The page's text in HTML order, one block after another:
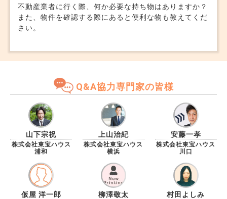
不動産業者に行く際、何か必要な持ち物はありますか？
また、物件を確認する際にあると便利な物も教えてくだ
さい。
Q&A協力専門家の皆様
山下宗祝
株式会社東宝ハウス
浦和
上山治紀
株式会社東宝ハウス
横浜
安藤一孝
株式会社東宝ハウス
川口
仮屋 洋一郎 柳澤敬太 村田よしみ